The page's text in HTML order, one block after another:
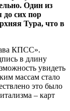
а белы полосы –